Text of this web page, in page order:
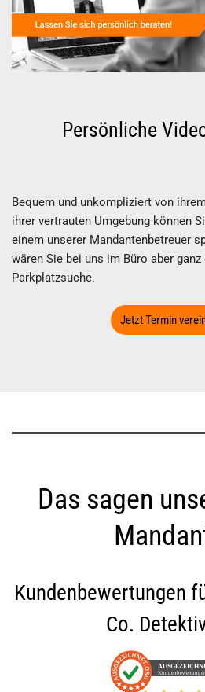
Persönliche
Bequem und unkompliziert von
ihrer vertrauten Umgebung können
einem unserer Mandantenbetreuer
wären Sie bei uns im Büro aber ganz
Parkplatzsuche.
Jetzt Termin
Das sagen
Kundenbewertungen
Co.
Kundenbewertungen